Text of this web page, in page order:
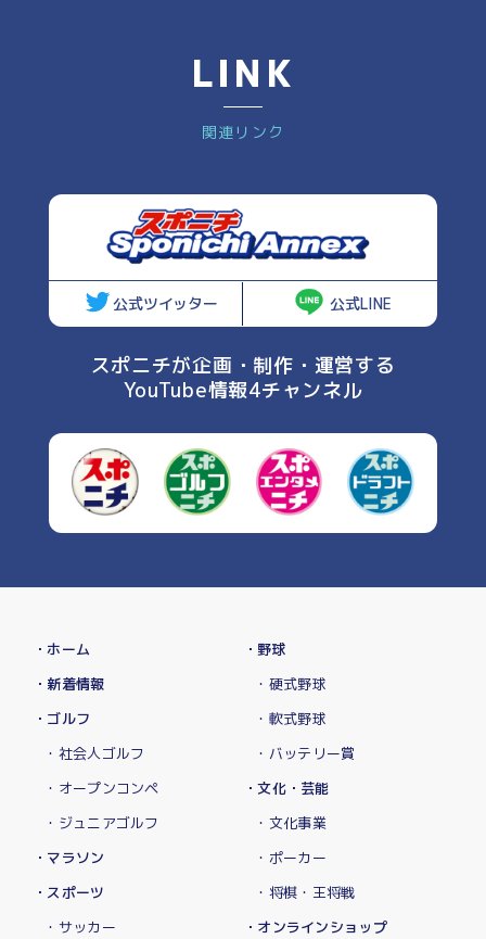
LINK
関連リンク
公式ツイッター 公式LINE
スポニチが企画・制作・運営する
YouTube情報4チャンネル
・ホーム
・新着情報
・ゴルフ
・社会人ゴルフ
・オープンコンペ
・ジュニアゴルフ
・マラソン
・スポーツ
・サッカー
・野球
・硬式野球
・軟式野球
・バッテリー賞
・文化・芸能
・文化事業
・ポーカー
・将棋・王将戦
・オンラインショップ